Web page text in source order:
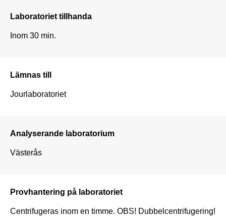
Laboratoriet tillhanda
Inom 30 min.
Lämnas till
Jourlaboratoriet
Analyserande laboratorium
Västerås
Provhantering på laboratoriet
Centrifugeras inom en timme. OBS! Dubbelcentrifugering!